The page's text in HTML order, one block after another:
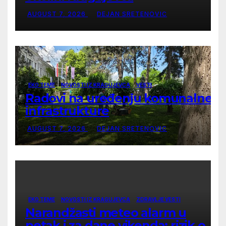
AUGUST 7, 2026 DEJAN SRETENOVIC
EKO TEME NOVOSTI IZ KRAGUJEVCA VESTI
Radovi na uređenju komunalne
infrastrukture
AUGUST 7, 2026 DEJAN SRETENOVIC
EKO TEME NOVOSTI IZ KRAGUJEVCA ZDRAVLJE VESTI
Narandžasti meteo alarm u